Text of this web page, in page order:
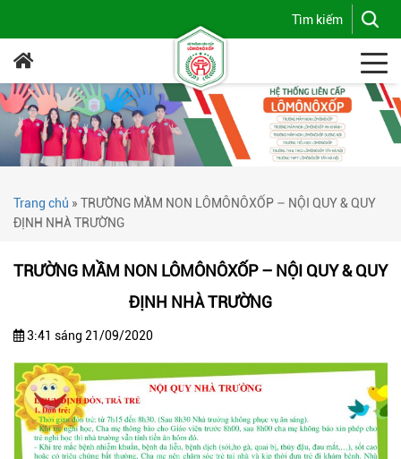
Trang chủ » TRƯỜNG MẦM NON LÔMÔNÔXỐP – NỘI QUY & QUY
ĐỊNH NHÀ TRƯỜNG
TRƯỜNG MẦM NON LÔMÔNÔXỐP – NỘI QUY & QUY
ĐỊNH NHÀ TRƯỜNG
3:41 sáng 21/09/2020